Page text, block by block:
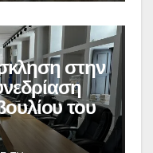
στην
του